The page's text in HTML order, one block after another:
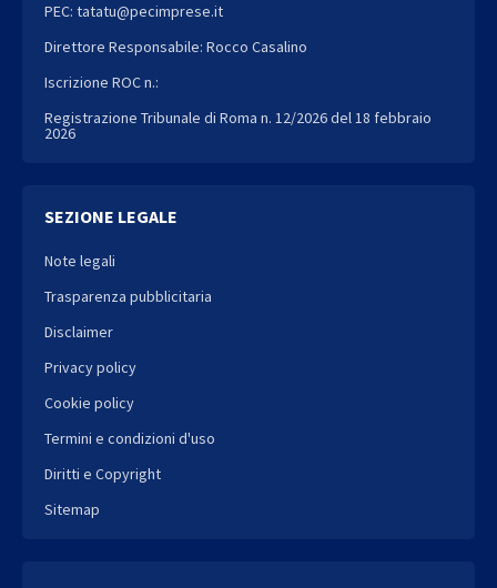
PEC: tatatu@pecimprese.it
Direttore Responsabile: Rocco Casalino
Iscrizione ROC n.:
Registrazione Tribunale di Roma n. 12/2026 del 18 febbraio
2026
SEZIONE LEGALE
Note legali
Trasparenza pubblicitaria
Disclaimer
Privacy policy
Cookie policy
Termini e condizioni d'uso
Diritti e Copyright
Sitemap